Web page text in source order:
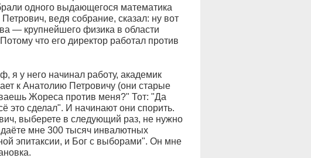
одного выдающегося математика
ведя собрание, сказал: ну вот
— крупнейшего физика в области
что его директор работал против
у него начинал работу, академик
к Анатолию Петровичу (они старые
Жореса против меня?" Тот: "Да
это сделал". И начинают они спорить.
выберете в следующий раз, не нужно
мне 300 тысяч инвалютных
эпитаксии, и Бог с выборами". Он мне